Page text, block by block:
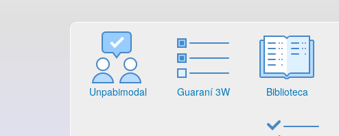
Unpabimodal Guaraní 3W Biblioteca